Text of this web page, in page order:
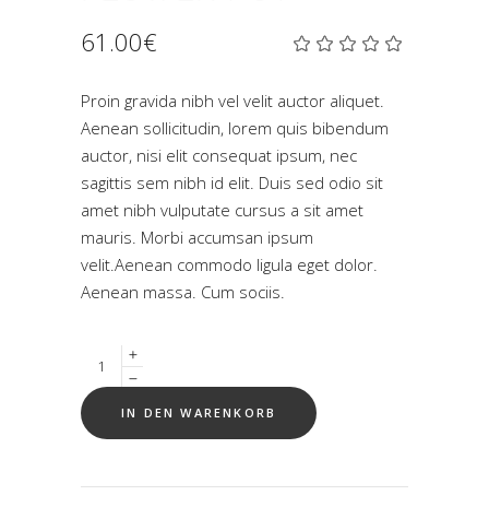
61.00€
von
5,
Proin gravida nibh vel velit auctor aliquet.
Aenean sollicitudin, lorem quis bibendum
auctor, nisi elit consequat ipsum, nec
sagittis sem nibh id elit. Duis sed odio sit
amet nibh vulputate cursus a sit amet
mauris. Morbi accumsan ipsum
velit.Aenean commodo ligula eget dolor.
Aenean massa. Cum sociis.
Quantity
IN DEN WARENKORB